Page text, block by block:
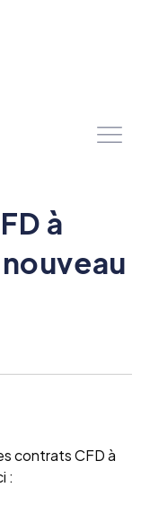
à
contrats CFD à
: